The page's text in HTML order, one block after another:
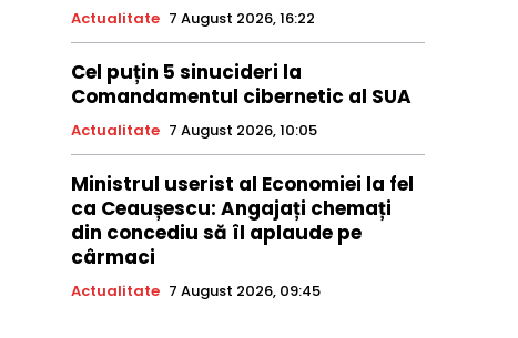
Actualitate 7 August 2026, 16:22
Cel puțin 5 sinucideri la
Comandamentul cibernetic al SUA
Actualitate 7 August 2026, 10:05
Ministrul userist al Economiei la fel
ca Ceaușescu: Angajați chemați
din concediu să îl aplaude pe
cârmaci
Actualitate 7 August 2026, 09:45